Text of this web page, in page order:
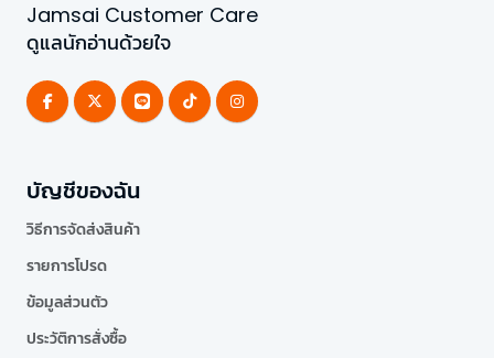
Jamsai Customer Care
ดูแลนักอ่านด้วยใจ
บัญชีของฉัน
วิธีการจัดส่งสินค้า
รายการโปรด
ข้อมูลส่วนตัว
ประวัติการสั่งซื้อ